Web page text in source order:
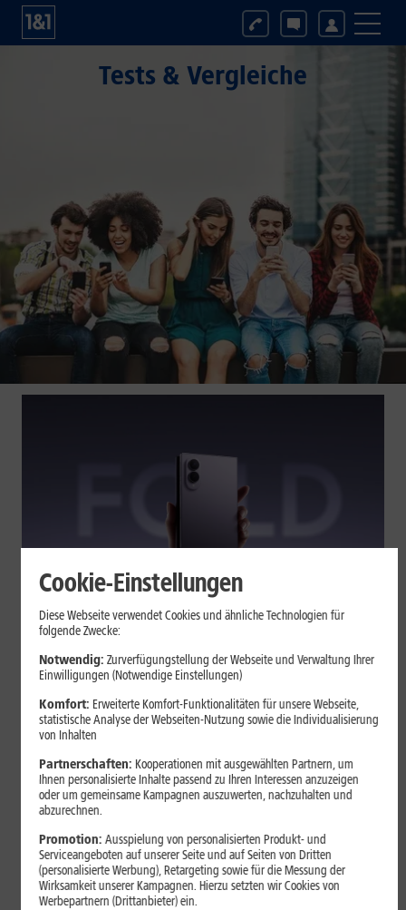
Tests & Vergleiche
Tests & Vergleiche
Galaxy Z Fold7 oder Fold8: Was
sich beim neuen Foldable geändert
Kompakteres Format, neuer Chip, größerer Akku: Das Galaxy Z
Fold8 setzt andere Schwerpunkte als sein Vorgänger. Wir
zeigen, was Samsung verändert hat, welche Neuerungen im
Alltag zählen und wo das Fold7 Vorteile behält.
Mehr erfahren
Cookie-Einstellungen
Diese Webseite verwendet Cookies und ähnliche Technologien für
folgende Zwecke:
Notwendig: Zurverfügungstellung der Webseite und Verwaltung Ihrer
Einwilligungen (Notwendige Einstellungen)
Komfort: Erweiterte Komfort-Funktionalitäten für unsere Webseite,
statistische Analyse der Webseiten-Nutzung sowie die Individualisierung
von Inhalten
Partnerschaften: Kooperationen mit ausgewählten Partnern, um
Ihnen personalisierte Inhalte passend zu Ihren Interessen anzuzeigen
oder um gemeinsame Kampagnen auszuwerten, nachzuhalten und
abzurechnen.
Promotion: Ausspielung von personalisierten Produkt- und
Serviceangeboten auf unserer Seite und auf Seiten von Dritten
(personalisierte Werbung), Retargeting sowie für die Messung der
Wirksamkeit unserer Kampagnen. Hierzu setzten wir Cookies von
Werbepartnern (Drittanbieter) ein.